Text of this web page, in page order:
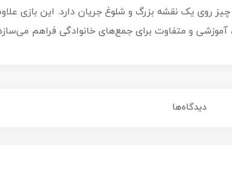
روی یک نقشه بزرگ و شلوغ جریان دارد. این بازی
و متفاوت برای جمع‌های خانوادگی فراهم
دیدگاه‌ها